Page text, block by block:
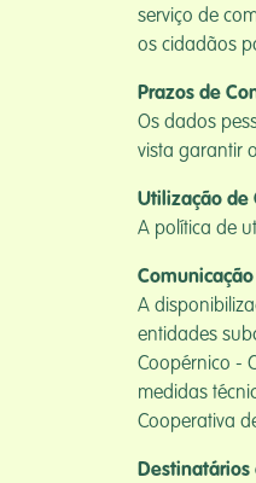
serviço de
os cidadãos
Prazos de
Os dados
vista garantir
Utilização de
A política de
A
entidades
Coopérnico -
medidas
Cooperativa
Destinatários